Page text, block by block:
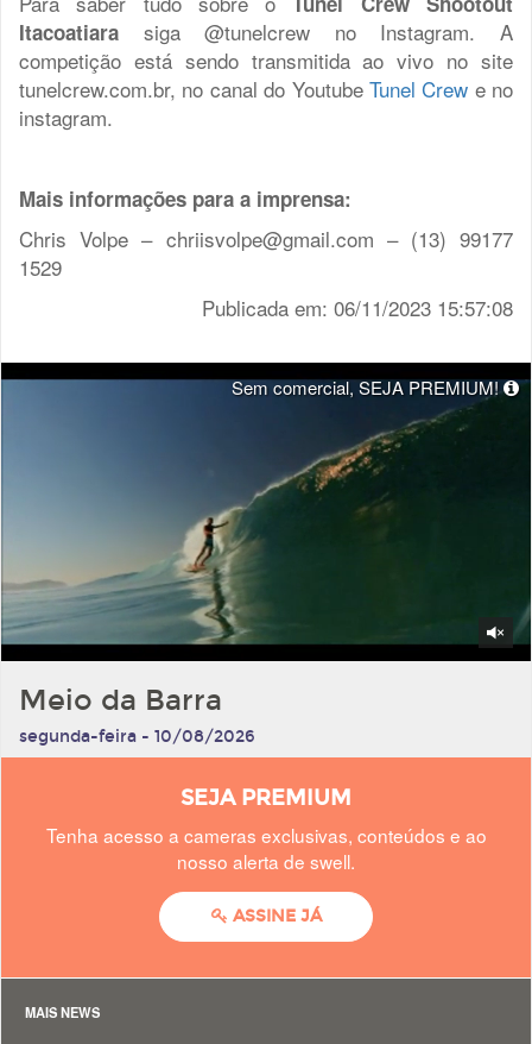
Itacoatiara siga @tunelcrew no Instagram. A
competição está sendo transmitida ao vivo no site
tunelcrew.com.br, no canal do Youtube Tunel Crew e no
instagram.
Mais informações para a imprensa:
Chris Volpe – chriisvolpe@gmail.com – (13) 99177
1529
Publicada em: 06/11/2023 15:57:08
Meio da Barra
segunda-feira - 10/08/2026
SEJA PREMIUM
Tenha acesso a cameras exclusivas, conteúdos e ao
nosso alerta de swell.
ASSINE JÁ
MAIS NEWS